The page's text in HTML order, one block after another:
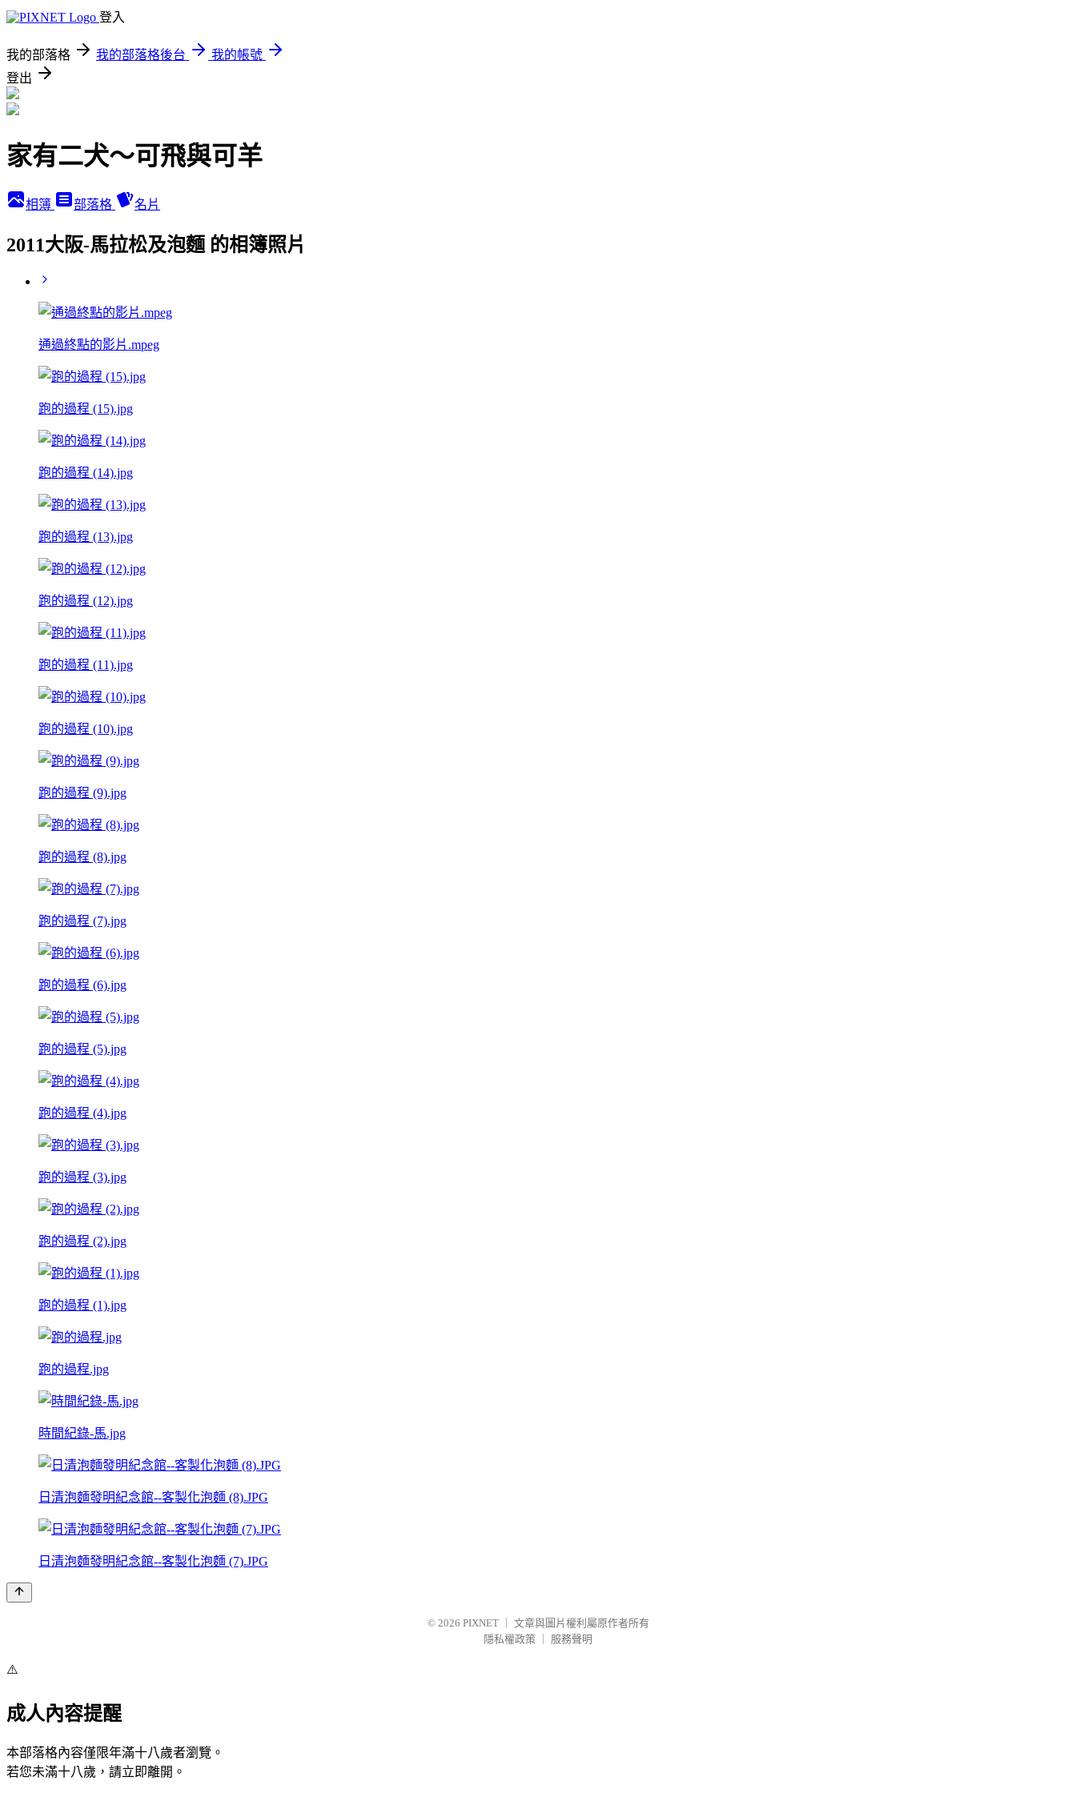
登入
我的部落格 我的部落格後台
我的帳號
登出
家有二犬～可飛與可羊
相簿 部落格 名片
2011大阪-馬拉松及泡麵 的相簿照片
通過終點的影片.mpeg
跑的過程 (15).jpg
跑的過程 (14).jpg
跑的過程 (13).jpg
跑的過程 (12).jpg
跑的過程 (11).jpg
跑的過程 (10).jpg
跑的過程 (9).jpg
跑的過程 (8).jpg
跑的過程 (7).jpg
跑的過程 (6).jpg
跑的過程 (5).jpg
跑的過程 (4).jpg
跑的過程 (3).jpg
跑的過程 (2).jpg
跑的過程 (1).jpg
跑的過程.jpg
時間紀錄-馬.jpg
日清泡麵發明紀念館--客製化泡麵 (8).JPG
日清泡麵發明紀念館--客製化泡麵 (7).JPG
© 2026 PIXNET
文章與圖片權利屬原作者所有
隱私權政策
服務聲明
⚠️
成人內容提醒
本部落格內容僅限年滿十八歲者瀏覽。
若您未滿十八歲，請立即離開。